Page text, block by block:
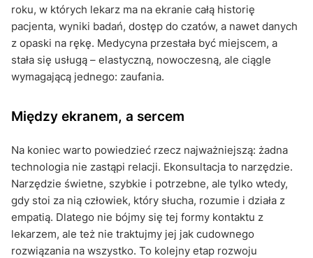
roku, w których lekarz ma na ekranie całą historię
pacjenta, wyniki badań, dostęp do czatów, a nawet danych
z opaski na rękę. Medycyna przestała być miejscem, a
stała się usługą – elastyczną, nowoczesną, ale ciągle
wymagającą jednego: zaufania.
Między ekranem, a sercem
Na koniec warto powiedzieć rzecz najważniejszą: żadna
technologia nie zastąpi relacji. Ekonsultacja to narzędzie.
Narzędzie świetne, szybkie i potrzebne, ale tylko wtedy,
gdy stoi za nią człowiek, który słucha, rozumie i działa z
empatią. Dlatego nie bójmy się tej formy kontaktu z
lekarzem, ale też nie traktujmy jej jak cudownego
rozwiązania na wszystko. To kolejny etap rozwoju